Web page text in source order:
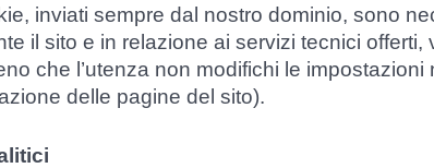
inviati sempre dal nostro dominio, sono
il sito e in relazione ai servizi tecnici
che l’utenza non modifichi le
delle pagine del sito).